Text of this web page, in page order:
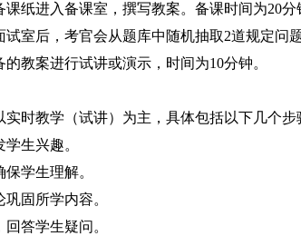
课纸进入备课室，撰写教案。备课时间为20分
试室后，考官会从题库中随机抽取2道规定问
的教案进行试讲或演示，时间为10分钟。
时教学（试讲）为主，具体包括以下几个步
生兴趣。
保学生理解。
巩固所学内容。
答学生疑问。